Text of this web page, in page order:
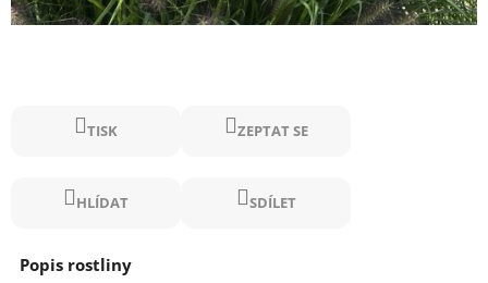
TISK ZEPTAT SE
HLÍDAT SDÍLET